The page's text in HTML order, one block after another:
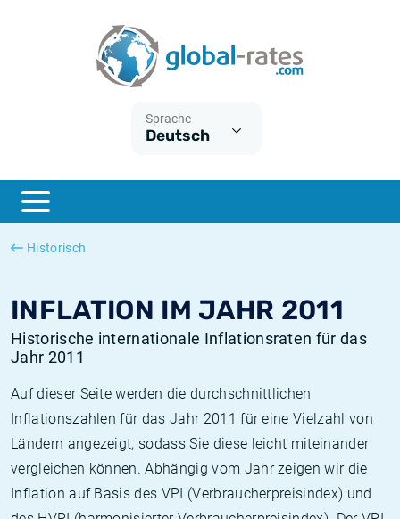
Sprache
Deutsch
Historisch
INFLATION IM JAHR 2011
Historische internationale Inflationsraten für das
Jahr 2011
Auf dieser Seite werden die durchschnittlichen
Inflationszahlen für das Jahr 2011 für eine Vielzahl von
Ländern angezeigt, sodass Sie diese leicht miteinander
vergleichen können. Abhängig vom Jahr zeigen wir die
Inflation auf Basis des VPI (Verbraucherpreisindex) und
ESTER
SONIA
Was ist die VPI-Inflation?
Was ist die HVPI-Inflation?
Deutsche inflation
Europäische inflation
Historische Euribor-Sätze
Historische ESTER-Sätze
Historische SOFR-Sätze
Historische SONIA-Sätze
Inflationsrechner